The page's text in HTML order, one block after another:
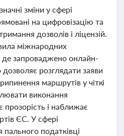
зміни у сфері
на цифровізацію та
дозволів і ліцензій.
міжнародних
де запроваджено онлайн-
розглядати заяви
маршрутів у чіткі
виконання
і наближає
ЄС. У сфері
пального податківці